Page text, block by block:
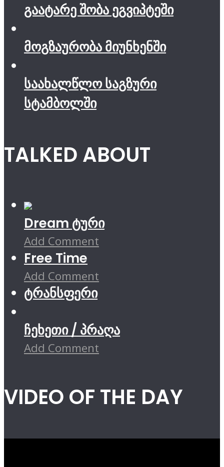
გაატარე შობა ეგვიპტეში
მოგზაურობა მიუნხენში
საახალწლო საგზური
სტამბოლში
TALKED ABOUT
Dream ტური
Add Comment
Free Time
Add Comment
ტრანსფერი
ჩეხეთი / პრაღა
Add Comment
VIDEO OF THE DAY